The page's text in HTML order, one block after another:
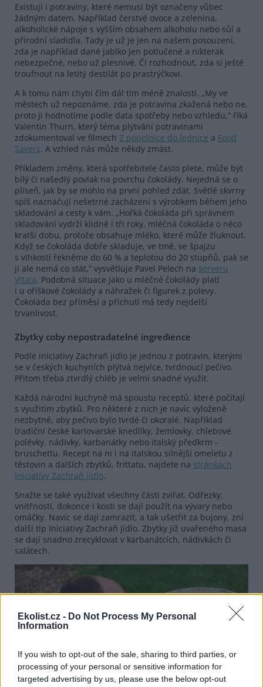
Ekolist.cz - Do Not Process My Personal
Information
If you wish to opt-out of the sale, sharing to third parties, or
processing of your personal or sensitive information for
targeted advertising by us, please use the below opt-out
Existují i potraviny, které nemusí být označeny vůbec
žádným datem. Například čerstvé ovoce a zelenina,
alkoholické nápoje s vyšším obsahem alkoholu nebo sůl a
přírodní sladidla. Tady je už je jen na našem posouzení,
zda je například dané jablko jen potlučené a nikterak
nebezpečné, nebo už plesnivé. Či rozhodnout, zda si ještě
troufnout na letitý destilát po prastrýčkovi.
A k tomu nám chybí čím dál tím méně znalostí. „My ve
městech už nepoznáme, zda je potravina zkažená nebo ne,
proto ji hodnotíme podle data spotřeby nebo vzhledu,“ říká
Valentin Thurn, který téma plýtvání potravinami
zdokumentoval ve filmech Z popelnice do lednice a Food
Savers. A vzhled nás může někdy zmást.
Příkladem změny, která spotřebitele často plete, může být
bílý či našedlý povlak na povrchu čokolády. Nejedná se o
plíseň, jak by se mohlo na první pohled zdát. Světlé skvrny
spíš naznačují nešetrné zacházení s výrobkem během jeho
skladování a cesty k vám. „Hořká čokoláda při správném
skladování vydrží klidně i tři roky, mléčná čokoláda o něco
kratší dobu, protože obsahuje mléko, které může žluknout.
Když se čokoláda dobře skladuje, ve tmě, ve špajzu
s vlhkostí řekněme do 60 % a teplotou do 20 stupňů, pak se
jí ale nemá co stát,“ vysvětluje Pavel Pelech na serveru
Vitala. Podobná situace jako u mléčné čokolády platí
i u oříškové čokolády a náhražek či figurek z polevy.
Čokoláda bez příměsí a příchutí má tedy nejdelší
trvanlivost.
Zbytky coby nepostradatelné ingredience
Podle iniciativy Zachraň jídlo je jednou z potravin, kterými
se v českých kuchyních plýtvá nejvíce, tvrdnoucí pečivo.
Přitom třeba ztvrdlý chléb je velmi snadné využít.
Každá národní kuchyně má spoustu receptů, které počítají
s využitím zbytků. Pro některé z nich je navíc vyloženě
nezbytné, aby pečivo bylo tvrdé či okoralé. Například
tradiční české karlovarské knedlíky, žemlovky, chlebové
polévky, nádivky, karbanátky nebo italský předkrm -
bruschettu. Recept na ni i na italskou silnější omeletu z
těstovin a dalších zbytků, frittatu, najdete na stránkách
Iniciativy Zachraň jídlo.
Snažte se také využívat všechny části zvířat. Odřezky,
vnitřnosti, dokonce i kosti se dají použít na vývary nebo
omáčky. Navíc se dají zamrazit, a tak ušetřit za bujony, zní
další tip Iniciativy Zachraň jídlo. Zbytky již uvařeného masa
se dají snadno zrecyklovat v karbanátcích, nádivkách či
salátech.